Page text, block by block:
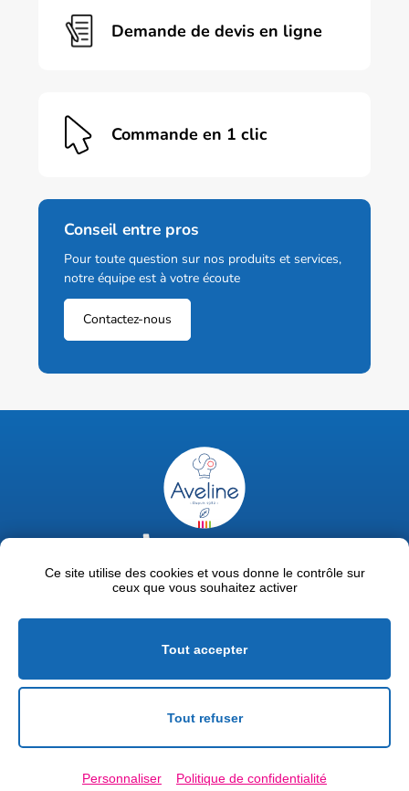
Demande de devis en ligne
Commande en 1 clic
Conseil entre pros
Pour toute question sur nos produits et services,
notre équipe est à votre écoute
Contactez-nous
02 47 63 18 92
contact@avelinepro.fr
Mentions légales
Politique de confidentialité
Ce site utilise des cookies et vous donne le contrôle sur
ceux que vous souhaitez activer
Tout accepter
Tout refuser
Personnaliser Politique de confidentialité